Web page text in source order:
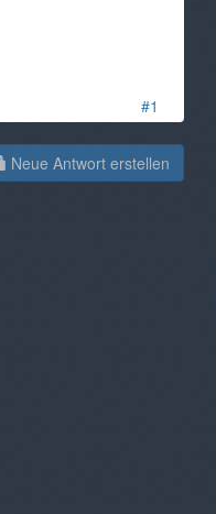
#1
Neue Antwort erstellen